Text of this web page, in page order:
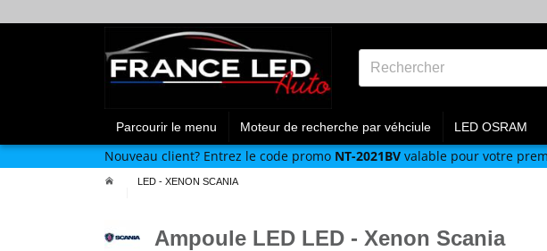
Parcourir le menu Moteur de recherche par véhciule LED OSRAM
Nouveau client? Entrez le code promo NT-2021BV valable pour votre
LED - XENON SCANIA
Ampoule LED LED - Xenon Scania